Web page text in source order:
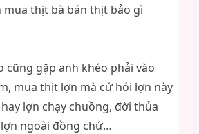
mua thịt bà bán thịt bảo gì
cũng gặp anh khéo phải vào
mua thịt lợn mà cứ hỏi lợn này
lợn chạy chuồng, đời thủa
ngoài đồng chứ…